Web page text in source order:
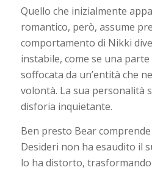
Quello che inizialmente
romantico, però, assume
comportamento di Nikki
instabile, come se una
soffocata da un’entità che
volontà. La sua personalità
disforia inquietante.
Ben presto Bear comprende
Desideri non ha esaudito il
lo ha distorto,